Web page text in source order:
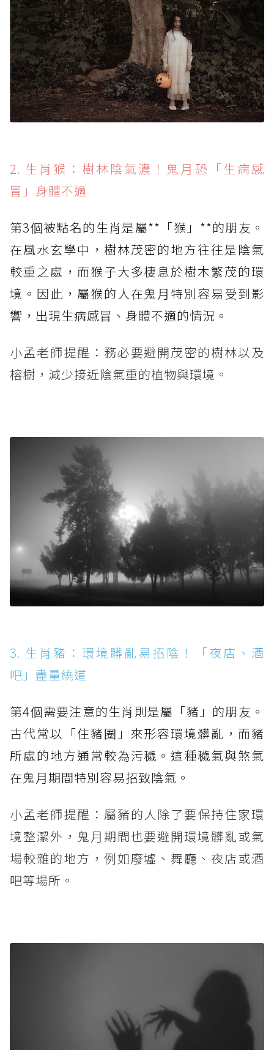
2. 生肖猴：樹林陰氣濃！鬼月恐「生病感
冒」身體不適
第3個被點名的生肖是屬**「猴」**的朋友。
在風水玄學中，樹林茂密的地方往往是陰氣
較重之處，而猴子大多棲息於樹木繁茂的環
境。因此，屬猴的人在鬼月特別容易受到影
響，出現生病感冒、身體不適的情況。
小孟老師提醒：務必要避開茂密的樹林以及
榕樹，減少接近陰氣重的植物與環境。
3. 生肖豬：環境髒亂易招陰！「夜店、酒
吧」盡量繞道
第4個需要注意的生肖則是屬「豬」的朋友。
古代常以「住豬圈」來形容環境髒亂，而豬
所處的地方通常較為污穢。這種穢氣與煞氣
在鬼月期間特別容易招致陰氣。
小孟老師提醒：屬豬的人除了要保持住家環
境整潔外，鬼月期間也要避開環境髒亂或氣
場較雜的地方，例如廢墟、舞廳、夜店或酒
吧等場所。